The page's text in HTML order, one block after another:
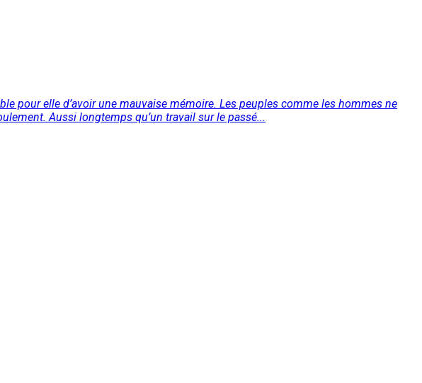
pour elle d’avoir une mauvaise mémoire. Les peuples comme les hommes ne
Aussi longtemps qu’un travail sur le passé...